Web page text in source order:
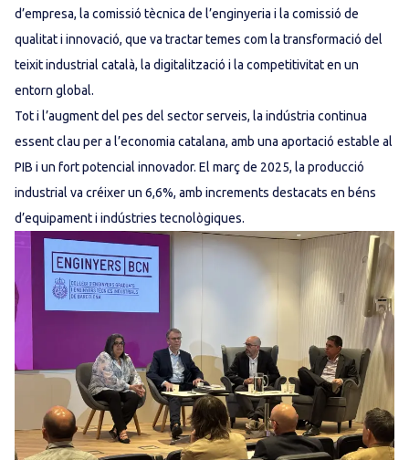
d’empresa, la comissió tècnica de l’enginyeria i la comissió de
qualitat i innovació, que va tractar temes com la transformació del
teixit industrial català, la digitalització i la competitivitat en un
entorn global.
Tot i l’augment del pes del sector serveis, la indústria continua
essent clau per a l’economia catalana, amb una aportació estable al
PIB i un fort potencial innovador. El març de 2025, la producció
industrial va créixer un 6,6%, amb increments destacats en béns
d’equipament i indústries tecnològiques.